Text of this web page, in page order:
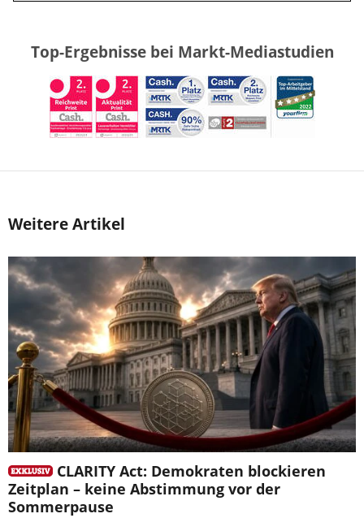
Top-Ergebnisse bei Markt-Mediastudien
Weitere Artikel
CLARITY Act: Demokraten blockieren
Zeitplan – keine Abstimmung vor der
Sommerpause